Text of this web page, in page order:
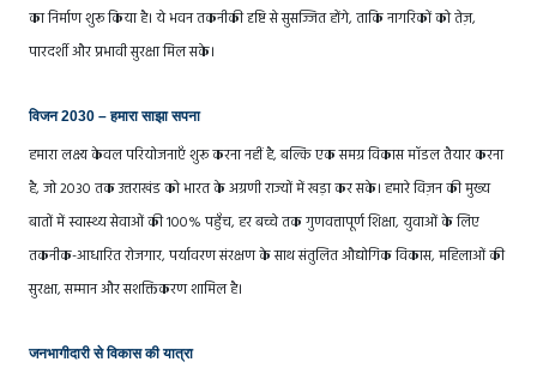
का निर्माण शुरू किया है। ये भवन तकनीकी दृष्टि से सुसज्जित होंगे, ताकि नागरिकों को तेज़,
पारदर्शी और प्रभावी सुरक्षा मिल सके।
विजन 2030 – हमारा साझा सपना
हमारा लक्ष्य केवल परियोजनाएँ शुरू करना नहीं है, बल्कि एक समग्र विकास मॉडल तैयार करना
है, जो 2030 तक उत्तराखंड को भारत के अग्रणी राज्यों में खड़ा कर सके। हमारे विज़न की मुख्य
बातों में स्वास्थ्य सेवाओं की 100% पहुँच, हर बच्चे तक गुणवत्तापूर्ण शिक्षा, युवाओं के लिए
तकनीक-आधारित रोजगार, पर्यावरण संरक्षण के साथ संतुलित औद्योगिक विकास, महिलाओं की
सुरक्षा, सम्मान और सशक्तिकरण शामिल है।
जनभागीदारी से विकास की यात्रा